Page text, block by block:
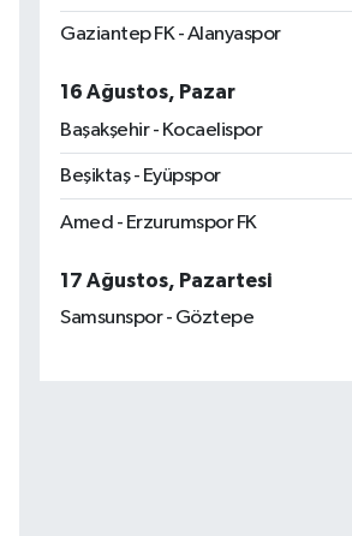
Gaziantep FK - Alanyaspor
16 Ağustos, Pazar
Başakşehir - Kocaelispor
Beşiktaş - Eyüpspor
Amed - Erzurumspor FK
17 Ağustos, Pazartesi
Samsunspor - Göztepe